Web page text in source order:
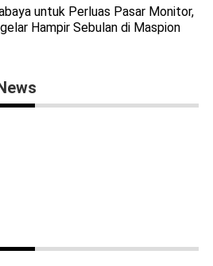
untuk Perluas Pasar Monitor,
Hampir Sebulan di Maspion